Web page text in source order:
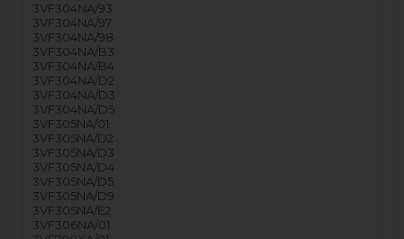
3VF304NA/93
3VF304NA/97
3VF304NA/98
3VF304NA/B3
3VF304NA/B4
3VF304NA/D2
3VF304NA/D3
3VF304NA/D5
3VF305NA/01
3VF305NA/D2
3VF305NA/D3
3VF305NA/D4
3VF305NA/D5
3VF305NA/D9
3VF305NA/E2
3VF306NA/01